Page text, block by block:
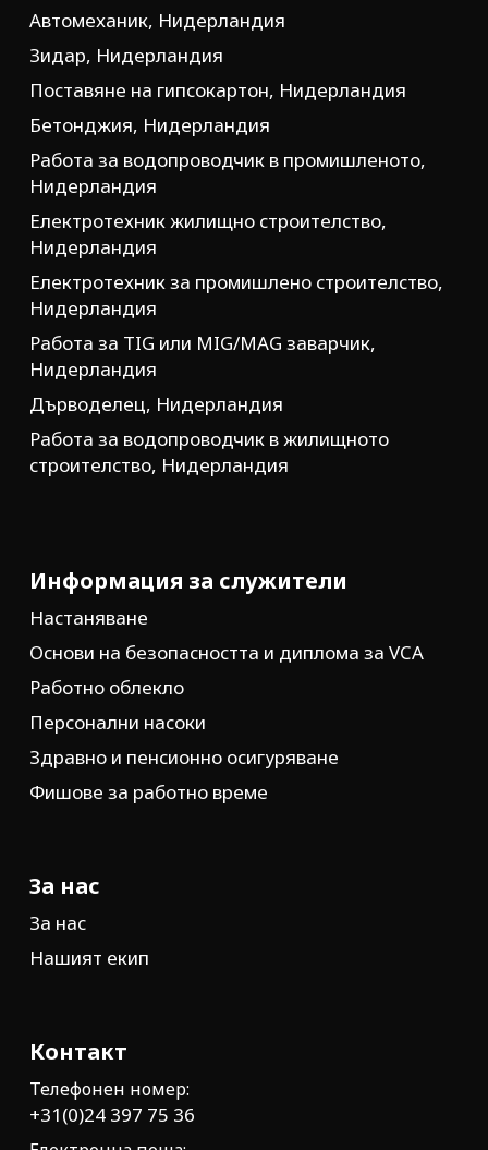
Автомеханик, Нидерландия
Зидар, Нидерландия
Поставяне на гипсокартон, Нидерландия
Бетонджия, Нидерландия
Работа за водопроводчик в промишленото,
Нидерландия
Електротехник жилищно строителство,
Нидерландия
Електротехник за промишлено строителство,
Нидерландия
Работа за TIG или MIG/MAG заварчик,
Нидерландия
Дърводелец, Нидерландия
Работа за водопроводчик в жилищното
строителство, Нидерландия
Информация за служители
Настаняване
Основи на безопасността и диплома за VCA
Работно облекло
Персонални насоки
Здравно и пенсионно осигуряване
Фишове за работно време
За нас
За нас
Нашият екип
Контакт
Телефонен номер:
+31(0)24 397 75 36